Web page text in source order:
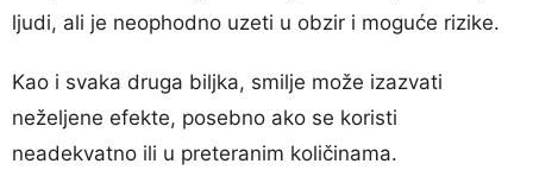
ljudi, ali je neophodno uzeti u obzir i moguće rizike.
Kao i svaka druga biljka, smilje može izazvati
neželjene efekte, posebno ako se koristi
neadekvatno ili u preteranim količinama.